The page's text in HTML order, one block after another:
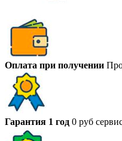
Оплата при получении
Гарантия 1 год 0 руб